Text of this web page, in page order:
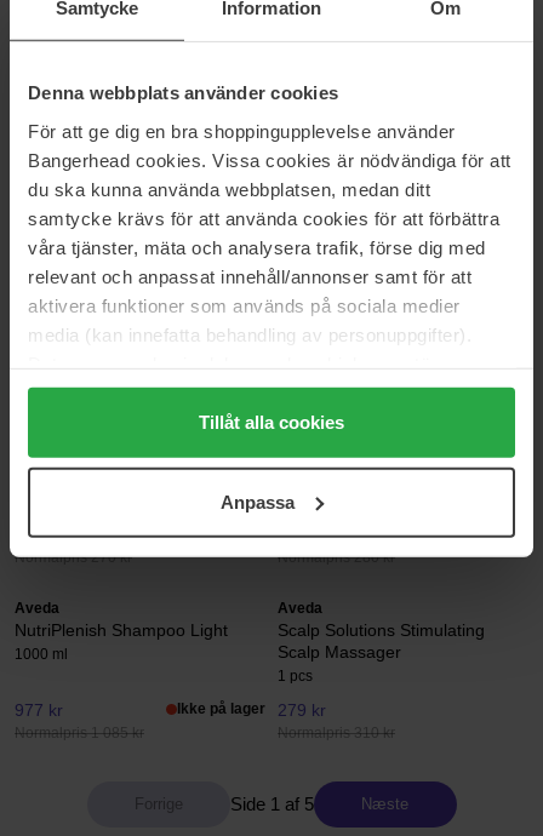
Samtycke Information Om
Denna webbplats använder cookies
För att ge dig en bra shoppingupplevelse använder
Bangerhead cookies. Vissa cookies är nödvändiga för att
du ska kunna använda webbplatsen, medan ditt
samtycke krävs för att använda cookies för att förbättra
våra tjänster, mäta och analysera trafik, förse dig med
relevant och anpassat innehåll/annonser samt för att
aktivera funktioner som används på sociala medier
media (kan innefatta behandling av personuppgifter).
Genom att trycka på "Tillåt alla cookies" accepterar du
alla cookies, medan du under "Detaljer" kan anpassa
användningen av cookies. Du kan när som helst återkalla
samt vår Integritetspolicy.
Tillåt alla cookies
Anpassa
1 323 kr 360 kr
Aveda
Be Curly Advanced Intensive
Curl Perfecting Masque Travel
25 ml
95 kr
Normalpris 105 kr
Ikke på lager
Aveda
Be Curly Advanced Curl
Perfecting Primer
200 ml
315 kr
Normalpris 350 kr
Aveda
Invati Ultra Advanced System
Set Light
Invati Ultra Advanced System Set
Light
Aveda
Nutriplenish Masque Deep
Moisture
Aveda
Smooth Infusion Shampoo
243 kr
Normalpris 270 kr
Aveda
Mens Grooming Cream
125 ml
252 kr
Normalpris 280 kr
Ikke på lager
Aveda
NutriPlenish Shampoo Light
1000 ml
977 kr
Normalpris 1 085 kr
Ikke på lager
Aveda
Scalp Solutions Stimulating
Scalp Massager
1 pcs
279 kr
Normalpris 310 kr
Side 1 af 5 Næste